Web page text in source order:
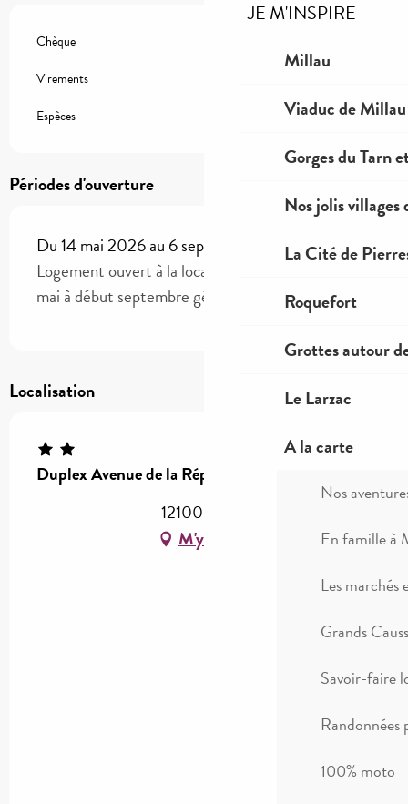
JE M'INSPIRE
Millau
Viaduc de Millau
Gorges du Tarn
Nos jolis villages
La Cité de
Roquefort
Grottes autour
Le Larzac
A la carte
Nos
En famille à
Les marchés
Grands
Savoir-faire
Randonnées
100% moto
Chèque
Virements
Espèces
Périodes d'ouverture
Du 14 mai 2026 au 6 septembre 2026
Logement ouvert à la location touristique de fin
mai à début septembre généralement.
Localisation
Duplex Avenue de la République
12100 Millau
M'y rendre